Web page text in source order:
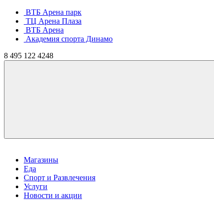
ВТБ Арена парк
ТЦ Арена Плаза
ВТБ Арена
Академия спорта Динамо
8 495 122 4248
Магазины
Еда
Спорт и Развлечения
Услуги
Новости и акции